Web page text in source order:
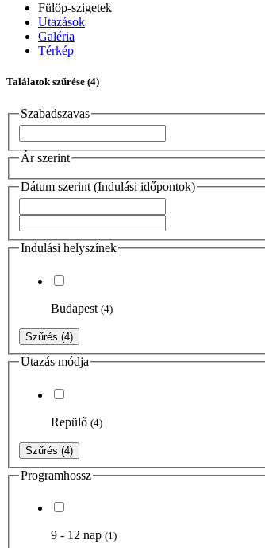
Fülöp-szigetek
Utazások
Galéria
Térkép
Találatok szűrése (4)
Szabadszavas
Ár szerint
Dátum szerint (Indulási időpontok)
Indulási helyszínek
Budapest (4)
Szűrés (4)
Utazás módja
Repülő (4)
Szűrés (4)
Programhossz
9 - 12 nap (1)